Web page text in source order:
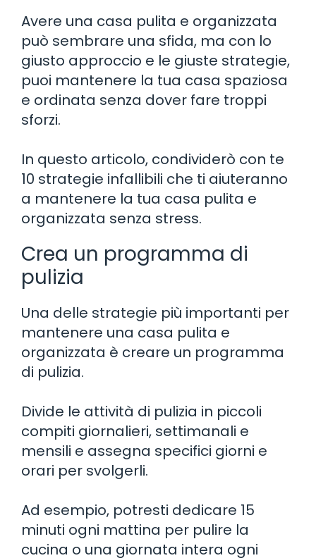
Avere una casa pulita e organizzata
può sembrare una sfida, ma con lo
giusto approccio e le giuste strategie,
puoi mantenere la tua casa spaziosa
e ordinata senza dover fare troppi
sforzi.
In questo articolo, condividerò con te
10 strategie infallibili che ti aiuteranno
a mantenere la tua casa pulita e
organizzata senza stress.
Crea un programma di
pulizia
Una delle strategie più importanti per
mantenere una casa pulita e
organizzata è creare un programma
di pulizia.
Divide le attività di pulizia in piccoli
compiti giornalieri, settimanali e
mensili e assegna specifici giorni e
orari per svolgerli.
Ad esempio, potresti dedicare 15
minuti ogni mattina per pulire la
cucina o una giornata intera ogni